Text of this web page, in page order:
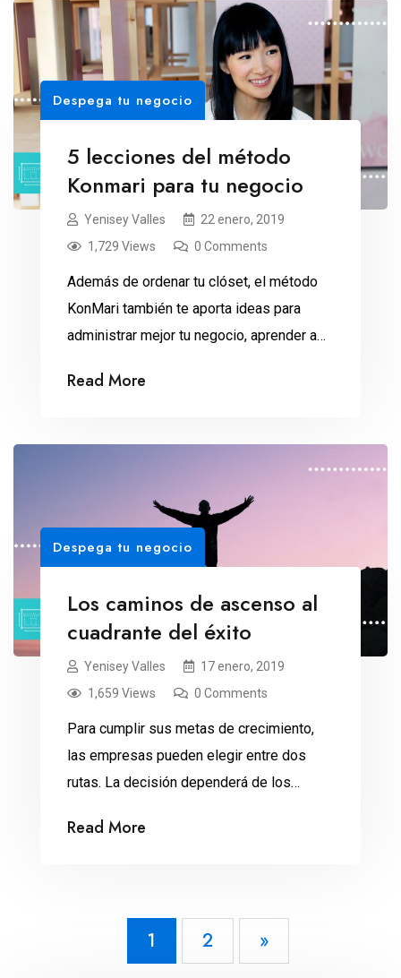
vivir lejos de la oficina, reunirse poco con
los gerentes y tener […]
Despega tu negocio
5 lecciones del método
Konmari para tu negocio
Yenisey Valles
22 enero, 2019
1,729 Views
0 Comments
Además de ordenar tu clóset, el método
KonMari también te aporta ideas para
administrar mejor tu negocio, aprender a
Los dueños de pymes tienen que ponerse
administrador, contador, vendedor, gerente
logística… Son tantas las tareas […]
Read More
Despega tu negocio
Los caminos de ascenso al
cuadrante del éxito
Yenisey Valles
17 enero, 2019
1,659 Views
0 Comments
Para cumplir sus metas de crecimiento,
las empresas pueden elegir entre dos
rutas. La decisión dependerá de los
mercado, explica Roberto Elías Luna,
empresas quieren crecer. El problema -
acota Roberto Elías Luna- es que el
Read More
1 2 »